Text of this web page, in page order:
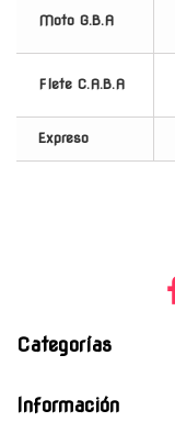
Moto G.B.A
Flete C.A.B.A
Expreso
Categorías
Información